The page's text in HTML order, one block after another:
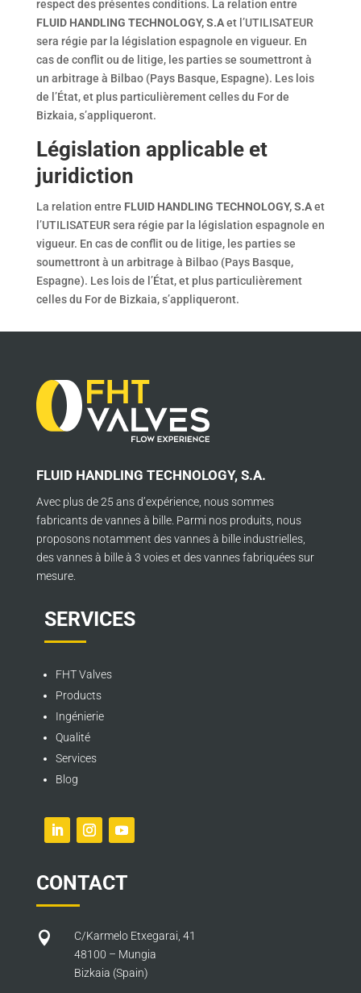
respect des présentes conditions. La relation entre
FLUID HANDLING TECHNOLOGY, S.Aet l’UTILISATEUR
sera régie par la législation espagnole en vigueur. En
cas de conflit ou de litige, les parties se soumettront à
un arbitrage à Bilbao (Pays Basque, Espagne). Les lois
de l’État, et plus particulièrement celles du For de
Bizkaia, s’appliqueront.
Législation applicable et
juridiction
La relation entre FLUID HANDLING TECHNOLOGY, S.Aet
l’UTILISATEUR sera régie par la législation espagnole en
vigueur. En cas de conflit ou de litige, les parties se
soumettront à un arbitrage à Bilbao (Pays Basque,
Espagne). Les lois de l’État, et plus particulièrement
celles du For de Bizkaia, s’appliqueront.
FLUID HANDLING TECHNOLOGY, S.A.
Avec plus de 25 ans d’expérience, nous sommes
fabricants de vannes à bille. Parmi nos produits, nous
proposons notamment des vannes à bille industrielles,
des vannes à bille à 3 voies et des vannes fabriquées sur
mesure.
SERVICES
FHT Valves
Products
Ingénierie
Qualité
Services
Blog
CONTACT

C/Karmelo Etxegarai, 41
48100 – Mungia
Bizkaia (Spain)